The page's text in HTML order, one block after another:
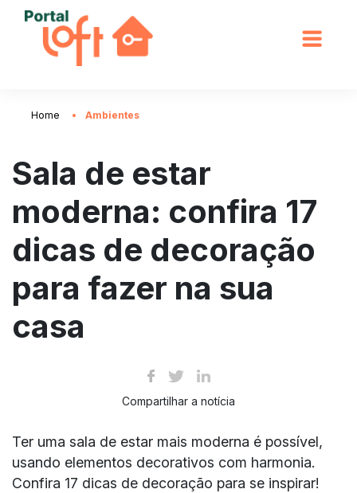
Home Ambientes
Sala de estar
moderna: confira 17
dicas de decoração
para fazer na sua
casa
Compartilhar a notícia
Ter uma sala de estar mais moderna é possível,
usando elementos decorativos com harmonia.
Confira 17 dicas de decoração para se inspirar!